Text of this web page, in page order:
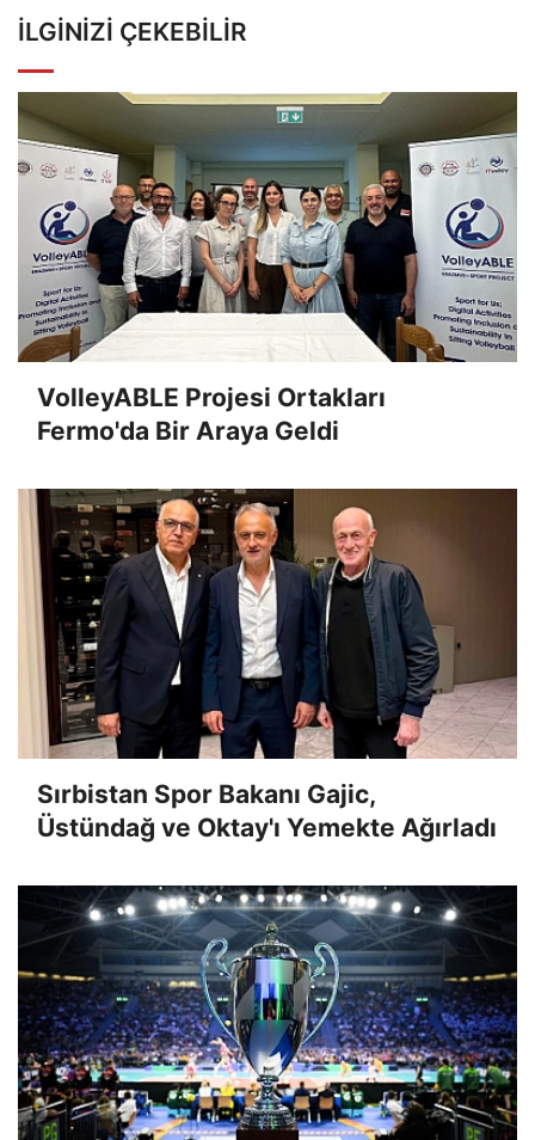
İLGINIZI ÇEKEBILIR
VolleyABLE Projesi Ortakları
Fermo'da Bir Araya Geldi
Sırbistan Spor Bakanı Gajic,
Üstündağ ve Oktay'ı Yemekte Ağırladı